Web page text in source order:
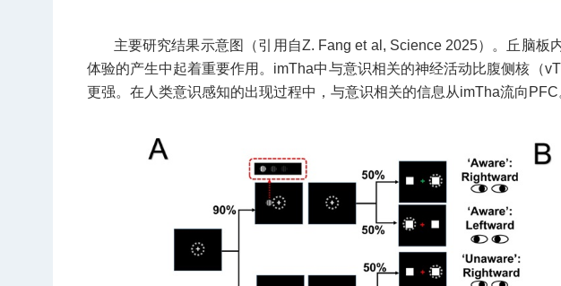
主要研究结果示意图（引用自Z. Fang et al, Science 2025）。丘脑板
体验的产生中起着重要作用。imTha中与意识相关的神经活动比腹侧核（
更强。在人类意识感知的出现过程中，与意识相关的信息从imTha流向PFC